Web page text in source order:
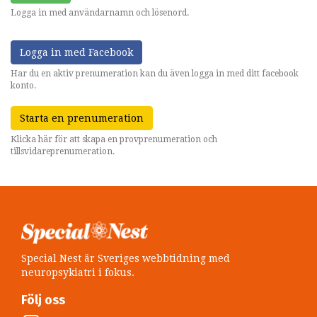
Logga in med användarnamn och lösenord.
Logga in med Facebook
Har du en aktiv prenumeration kan du även logga in med ditt facebook
konto.
Starta en prenumeration
Klicka här för att skapa en provprenumeration och
tillsvidareprenumeration.
Special Nest är Sveriges webbtidning med
neuropsykiatri i fokus.
Följ oss